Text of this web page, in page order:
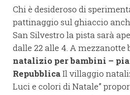
Chi è desideroso di
pattinaggio sul ghiaccio
San Silvestro la pista sarà
dalle 22 alle 4. A mezzanotte
natalizio per bambini –
RepubblicaIl villaggio
Luci e colori di Natale”